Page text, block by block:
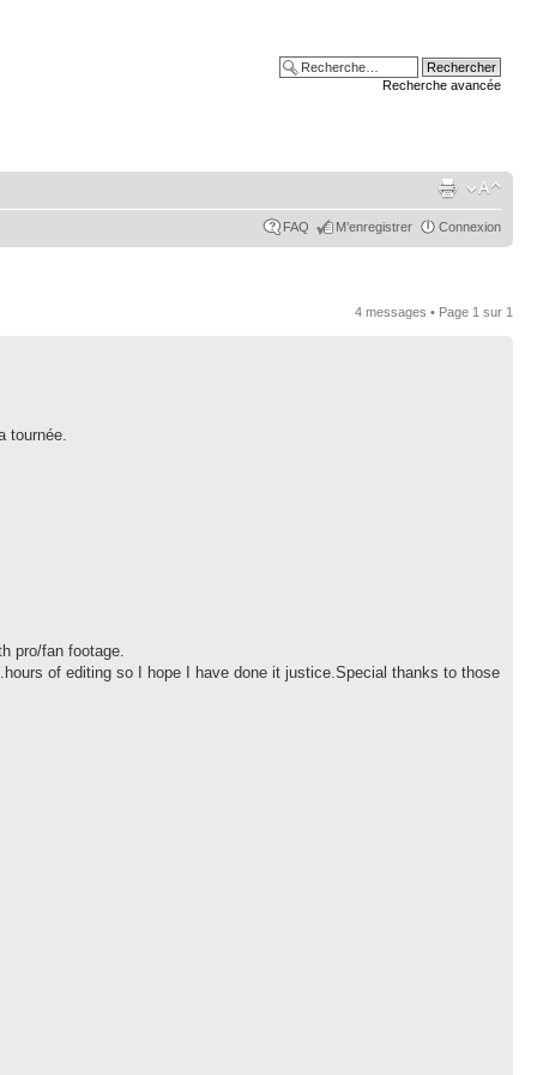
Recherche avancée
FAQ M’enregistrer Connexion
4 messages • Page 1 sur 1
tournée.
pro/fan footage.
of editing so I hope I have done it justice.Special thanks to those